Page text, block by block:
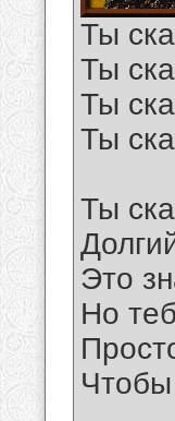
Ты
Ты
Ты
Ты
Ты
Это
Но
Чтобы